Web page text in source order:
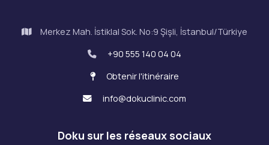
Merkez Mah. İstiklal Sok. No:9 Şişli, İstanbul/Türkiye
+90 555 140 04 04
Obtenir l'itinéraire
info@dokuclinic.com
Doku sur les réseaux sociaux